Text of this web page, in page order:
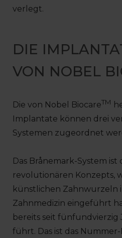
verlegt.
DIE
VON NOBEL
Die von Nobel BiocareTM
Implantate können drei
Systemen zugeordnet
Das Brånemark-System ist
revolutionären Konzepts,
künstlichen Zahnwurzeln
Zahnmedizin eingeführt
bereits seit fünfundvierzig
führt. Das ist das Nummer-